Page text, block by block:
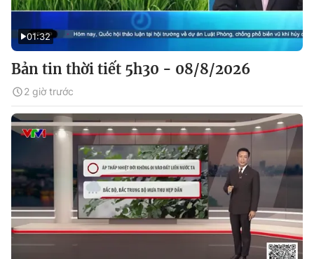
01:32
Bản tin thời tiết 5h30 - 08/8/2026
2 giờ trước